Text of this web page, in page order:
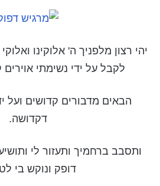
יהי רצון מלפניך ה' אלוקינו
לקבל על ידי נשימתי אוירים
הבאים מדבורים קדושים ועל
דקדושה.
ותסבב ברחמיך ותעזור לי
דופק ונוקש בי